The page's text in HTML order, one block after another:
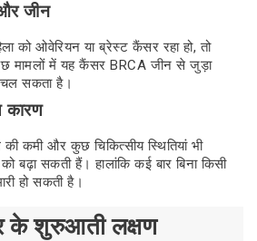
और जीन
को ओवेरियन या ब्रेस्ट कैंसर रहा हो, तो
मामलों में यह कैंसर BRCA जीन से जुड़ा
चल सकता है।
कारण
की कमी और कुछ चिकित्सीय स्थितियां भी
सकती हैं। हालांकि कई बार बिना किसी
हो सकती है।
के शुरुआती लक्षण